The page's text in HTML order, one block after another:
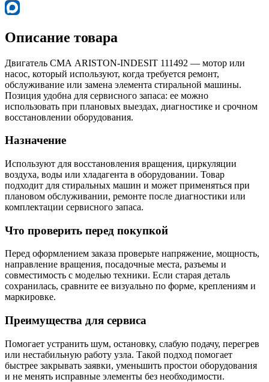
Описание товара
Двигатель СМА ARISTON-INDESIT 111492 — мотор или
насос, который используют, когда требуется ремонт,
обслуживание или замена элемента стиральной машины.
Позиция удобна для сервисного запаса: ее можно
использовать при плановых выездах, диагностике и срочном
восстановлении оборудования.
Назначение
Используют для восстановления вращения, циркуляции
воздуха, воды или хладагента в оборудовании. Товар
подходит для стиральных машин и может применяться при
плановом обслуживании, ремонте после диагностики или
комплектации сервисного запаса.
Что проверить перед покупкой
Перед оформлением заказа проверьте напряжение, мощность,
направление вращения, посадочные места, разъемы и
совместимость с моделью техники. Если старая деталь
сохранилась, сравните ее визуально по форме, креплениям и
маркировке.
Преимущества для сервиса
Помогает устранить шум, остановку, слабую подачу, перегрев
или нестабильную работу узла. Такой подход помогает
быстрее закрывать заявки, уменьшить простои оборудования
и не менять исправные элементы без необходимости.